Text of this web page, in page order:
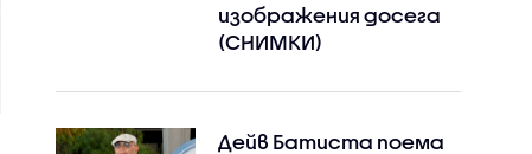
изображения досега
(СНИМКИ)
Дейв Батиста поема